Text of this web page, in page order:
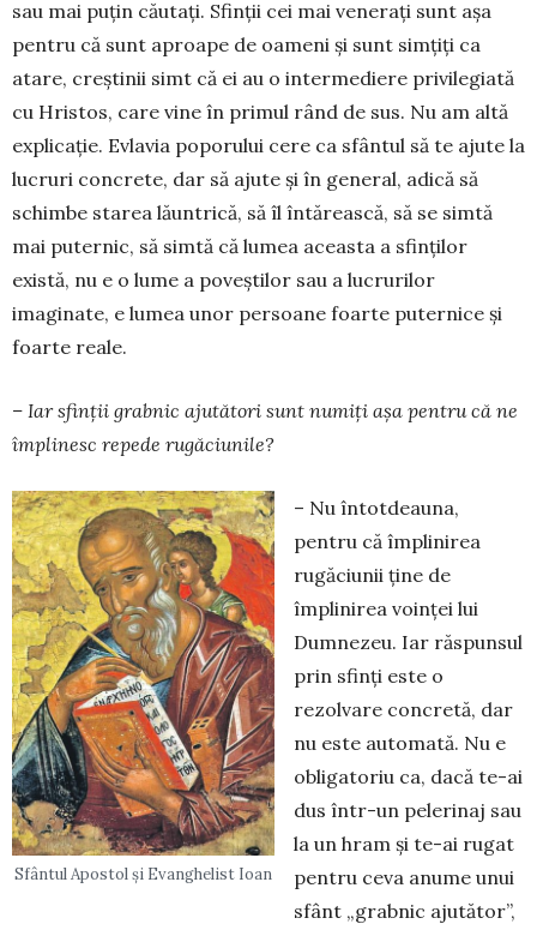
sau mai puțin căutați. Sfinţii cei mai veneraţi sunt așa
pentru că sunt aproape de oameni şi sunt simţiţi ca
atare, creștinii simt că ei au o intermediere privilegiată
cu Hristos, care vine în primul rând de sus. Nu am altă
explicaţie. Evlavia poporului cere ca sfântul să te ajute la
lucruri concrete, dar să ajute şi în general, adică să
schimbe starea lăuntrică, să îl întărească, să se simtă
mai puternic, să simtă că lumea aceasta a sfinţilor
există, nu e o lume a poveştilor sau a lucrurilor
imaginate, e lumea unor persoane foarte puternice și
foarte reale.
– Iar sfinții grabnic ajutători sunt numiți așa pentru că ne
împlinesc repede rugăciunile?
Sfântul Apostol și Evanghelist Ioan
– Nu întotdeauna,
pentru că împlinirea
rugăciunii ţine de
împlinirea voinţei lui
Dumnezeu. Iar răspunsul
prin sfinţi este o
rezolvare concretă, dar
nu este automată. Nu e
obligatoriu ca, dacă te-ai
dus într-un pelerinaj sau
la un hram și te-ai rugat
pentru ceva anume unui
sfânt „grabnic ajutător”,